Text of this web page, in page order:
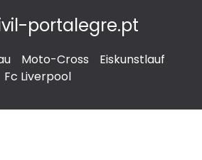
portalegre.pt
Moto-Cross
Eiskunstlauf
Fc Liverpool